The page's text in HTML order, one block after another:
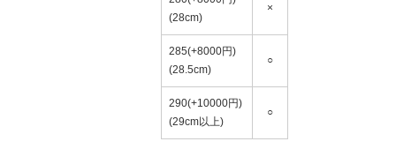
(28cm)
×
285(+8000円)
(28.5cm)
○
290(+10000円)
(29cm以上)
○